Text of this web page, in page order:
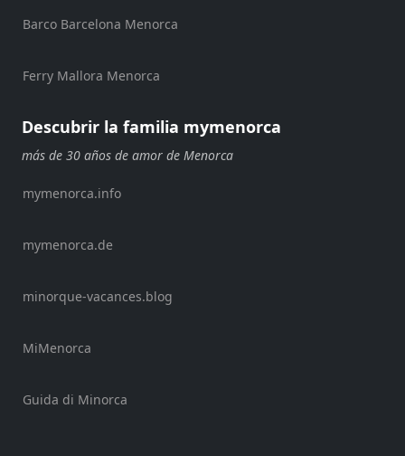
Alquiler
Alquiler
barcos
Alquiler
barcos
vehículos
Experiencias
Club
Barco Barcelona Menorca
Ferry Mallora Menorca
Descubrir la familia mymenorca
más de 30 años de amor de Menorca
mymenorca.info
mymenorca.de
minorque-vacances.blog
MiMenorca
Guida di Minorca